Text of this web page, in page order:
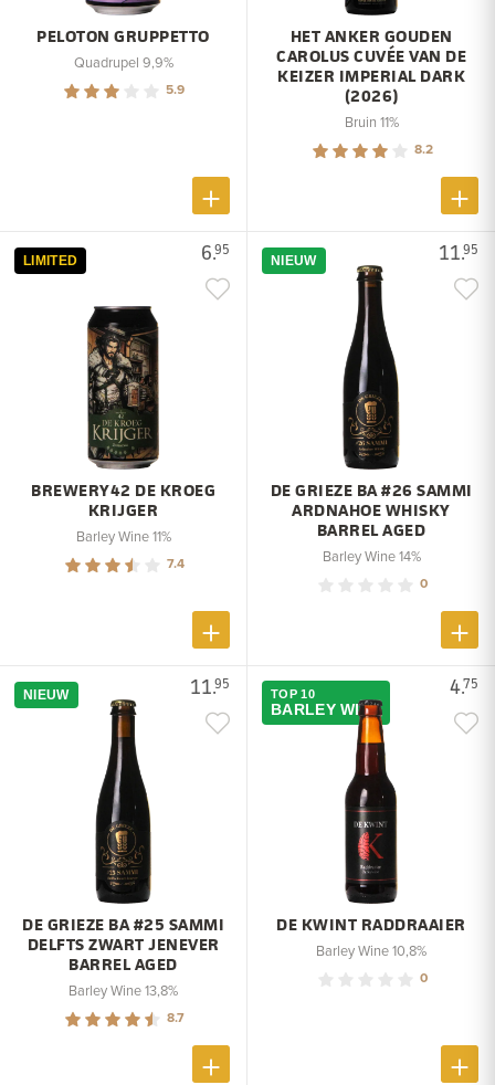
PELOTON GRUPPETTO
Quadrupel 9,9%
5.9
HET ANKER GOUDEN
CAROLUS CUVÉE VAN DE
KEIZER IMPERIAL DARK
(2026)
Bruin 11%
8.2
6.95
LIMITED
BREWERY42 DE KROEG
KRIJGER
Barley Wine 11%
7.4
11.95
NIEUW
DE GRIEZE BA #26 SAMMI
ARDNAHOE WHISKY
BARREL AGED
Barley Wine 14%
0
11.95
NIEUW
DE GRIEZE BA #25 SAMMI
DELFTS ZWART JENEVER
BARREL AGED
Barley Wine 13,8%
8.7
4.75
TOP 10
BARLEY WINE
DE KWINT RADDRAAIER
Barley Wine 10,8%
0